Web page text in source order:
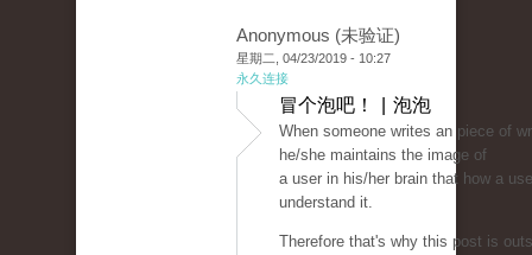
Anonymous (未验证)
星期二, 04/23/2019 - 10:27
永久连接
冒个泡吧！ | 泡泡
When someone writes an piece of
he/she maintains the image of
a user in his/her brain that how a
understand it.
Therefore that's why this post is